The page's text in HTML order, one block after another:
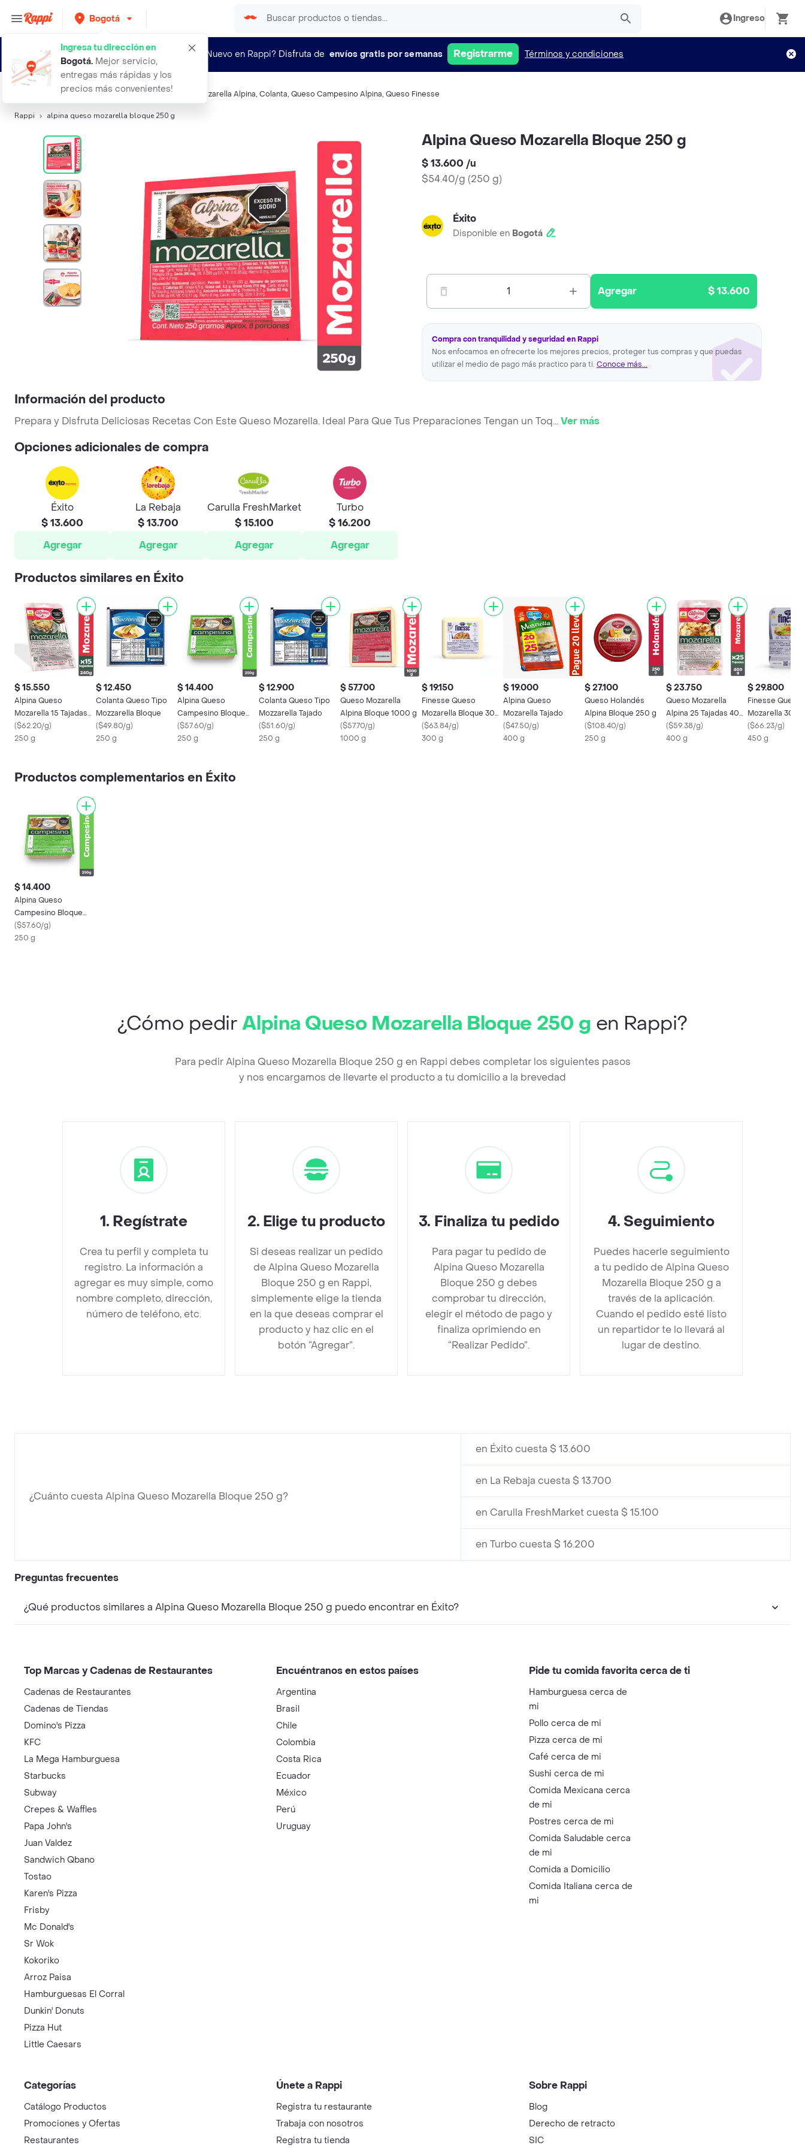
Bogotá
Ingresa tu dirección en
Bogotá. Mejor servicio,
entregas más rápidas y los
precios más convenientes!
Ingreso
¿Nuevo en Rappi? Disfruta de envíos gratis por semanas Registrarme Términos y condiciones
Búsquedas relacionadas:Quesos frescos,Queso Mozzarella Alpina, Colanta, Queso Campesino Alpina, Queso Finesse
Rappi alpina queso mozarella bloque 250 g
Alpina Queso Mozarella Bloque 250 g
$ 13.600 /u
$54.40/g (250 g)
Éxito
Disponible en Bogotá
1 Agregar $ 13.600
Compra con tranquilidad y seguridad en Rappi
Nos enfocamos en ofrecerte los mejores precios, proteger tus compras y que puedas
utilizar el medio de pago más practico para ti. Conoce más...
Información del producto
Prepara y Disfruta Deliciosas Recetas Con Este Queso Mozarella. Ideal Para Que Tus Preparaciones Tengan un Toq...Ver más
Opciones adicionales de compra
Éxito
$ 13.600
Agregar
La Rebaja
$ 13.700
Agregar
Carulla FreshMarket
$ 15.100
Agregar
Turbo
$ 16.200
Agregar
Productos similares en Éxito
$ 15.550
Alpina Queso
Mozarella 15 Tajadas
240 g
($62.20/g)
250 g
$ 12.450
Colanta Queso Tipo
Mozzarella Bloque
($49.80/g)
250 g
$ 14.400
Alpina Queso
Campesino Bloque
250 g
($57.60/g)
250 g
$ 12.900
Colanta Queso Tipo
Mozzarella Tajado
($51.60/g)
250 g
$ 57.700
Queso Mozarella
Alpina Bloque 1000 g
($57.70/g)
1000 g
$ 19.150
Finesse Queso
Mozarella Bloque 300
g
($63.84/g)
300 g
$ 19.000
Alpina Queso
Mozarella Tajado
($47.50/g)
400 g
$ 27.100
Queso Holandés
Alpina Bloque 250 g
($108.40/g)
250 g
$ 23.750
Queso Mozarella
Alpina 25 Tajadas 400
g
($59.38/g)
400 g
$ 29.800
Finesse Queso
Mozarella 30
450 g
($66.23/g)
450 g
Productos complementarios en Éxito
$ 14.400
Alpina Queso
Campesino Bloque
250 g
($57.60/g)
250 g
¿Cómo pedirAlpina Queso Mozarella Bloque 250 g en Rappi?
Para pedir Alpina Queso Mozarella Bloque 250 g en Rappi debes completar los siguientes pasos
y nos encargamos de llevarte el producto a tu domicilio a la brevedad
1. Regístrate
Crea tu perfil y completa tu
registro. La información a
agregar es muy simple, como
nombre completo, dirección,
número de teléfono, etc.
2. Elige tu producto
Si deseas realizar un pedido
de Alpina Queso Mozarella
Bloque 250 g en Rappi,
simplemente elige la tienda
en la que deseas comprar el
producto y haz clic en el
botón “Agregar”.
3. Finaliza tu pedido
Para pagar tu pedido de
Alpina Queso Mozarella
Bloque 250 g debes
comprobar tu dirección,
elegir el método de pago y
finaliza oprimiendo en
“Realizar Pedido”.
4. Seguimiento
Puedes hacerle seguimiento
a tu pedido de Alpina Queso
Mozarella Bloque 250 g a
través de la aplicación.
Cuando el pedido esté listo
un repartidor te lo llevará al
lugar de destino.
¿Cuánto cuesta Alpina Queso Mozarella Bloque 250 g?
en Éxito cuesta $ 13.600
en La Rebaja cuesta $ 13.700
en Carulla FreshMarket cuesta $ 15.100
en Turbo cuesta $ 16.200
Preguntas frecuentes
¿Qué productos similares a Alpina Queso Mozarella Bloque 250 g puedo encontrar en Éxito?
Top Marcas y Cadenas de Restaurantes
Cadenas de Restaurantes
Cadenas de Tiendas
Domino's Pizza
KFC
La Mega Hamburguesa
Starbucks
Subway
Crepes & Waffles
Papa John's
Juan Valdez
Sandwich Qbano
Tostao
Karen's Pizza
Frisby
Mc Donald's
Sr Wok
Kokoriko
Arroz Paisa
Hamburguesas El Corral
Dunkin' Donuts
Pizza Hut
Little Caesars
Encuéntranos en estos países
Argentina
Brasil
Chile
Colombia
Costa Rica
Ecuador
México
Perú
Uruguay
Pide tu comida favorita cerca de ti
Hamburguesa cerca de
mi
Pollo cerca de mi
Pizza cerca de mi
Café cerca de mi
Sushi cerca de mi
Comida Mexicana cerca
de mi
Postres cerca de mi
Comida Saludable cerca
de mi
Comida a Domicilio
Comida Italiana cerca de
mi
Categorías
Catálogo Productos
Promociones y Ofertas
Restaurantes
Únete a Rappi
Registra tu restaurante
Trabaja con nosotros
Registra tu tienda
Sobre Rappi
Blog
Derecho de retracto
SIC